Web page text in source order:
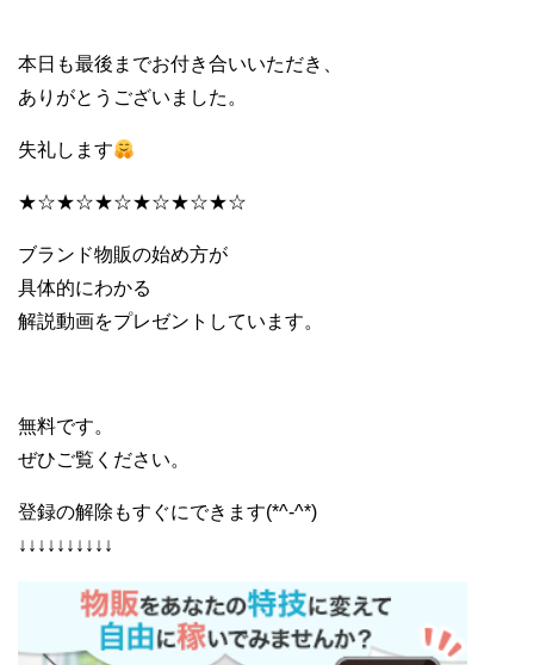
本日も最後までお付き合いいただき、
ありがとうございました。
失礼します
★☆★☆★☆★☆★☆★☆
ブランド物販の始め方が
具体的にわかる
解説動画をプレゼントしています。
無料です。
ぜひご覧ください。
登録の解除もすぐにできます(*^-^*)
↓↓↓↓↓↓↓↓↓↓